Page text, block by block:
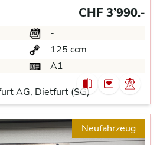
CHF 3’990.-
-
125 ccm
A1
AG, Dietfurt (SG)
Neufahrzeug